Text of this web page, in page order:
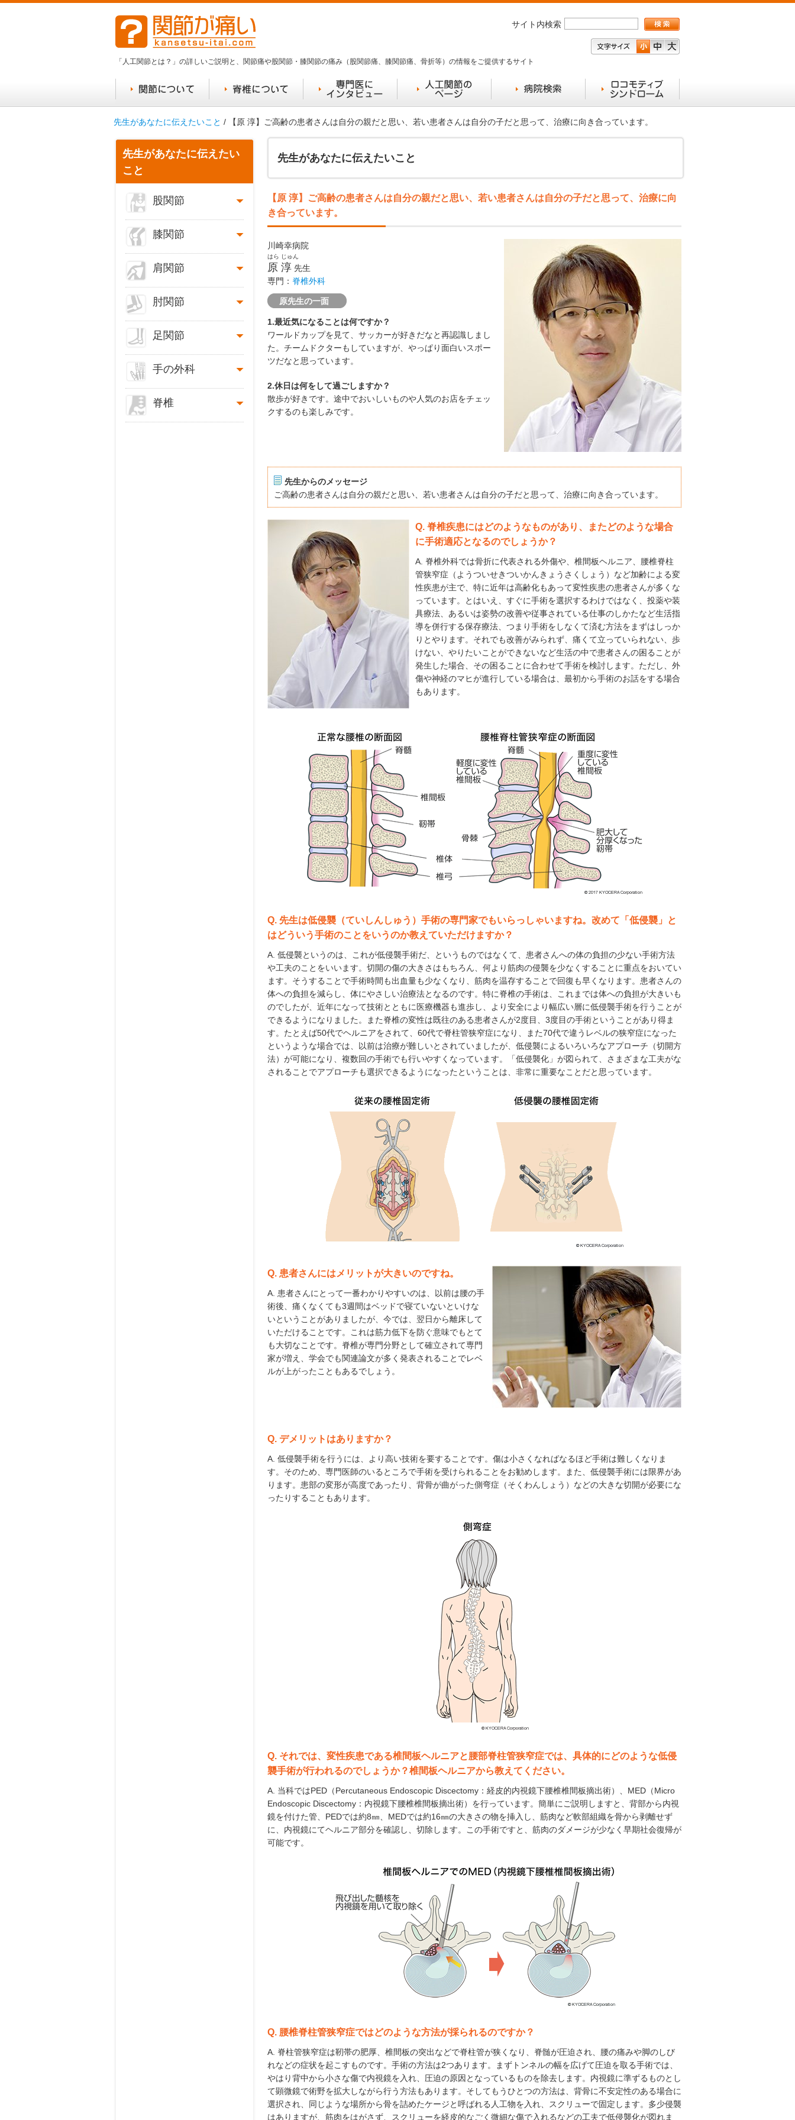
「人工関節とは？」の詳しいご説明と、関節痛や股関節・膝関節の痛み（股関節痛、膝関節痛、骨折等）の情報をご提供するサイト
サイト内検索
先生があなたに伝えたいこと / 【原 淳】ご高齢の患者さんは自分の親だと思い、若い患者さんは自分の子だと思って、治療に向き合っています。
先生があなたに伝えたいこと
【原 淳】ご高齢の患者さんは自分の親だと思い、若い患者さんは自分の子だと思って、治療に向
き合っています。
川崎幸病院
はら じゅん
原 淳 先生
専門： 脊椎外科
原先生の一面
1.最近気になることは何ですか？
ワールドカップを見て、サッカーが好きだなと再認識しまし
た。チームドクターもしていますが、やっぱり面白いスポー
ツだなと思っています。
2.休日は何をして過ごしますか？
散歩が好きです。途中でおいしいものや人気のお店をチェッ
クするのも楽しみです。
先生からのメッセージ
ご高齢の患者さんは自分の親だと思い、若い患者さんは自分の子だと思って、治療に向き合っています。
Q. 脊椎疾患にはどのようなものがあり、またどのような場合
に手術適応となるのでしょうか？
A. 脊椎外科では骨折に代表される外傷や、椎間板ヘルニア、腰椎脊柱
管狭窄症（ようついせきついかんきょうさくしょう）など加齢による変
性疾患が主で、特に近年は高齢化もあって変性疾患の患者さんが多くな
っています。とはいえ、すぐに手術を選択するわけではなく、投薬や装
具療法、あるいは姿勢の改善や従事されている仕事のしかたなど生活指
導を併行する保存療法、つまり手術をしなくて済む方法をまずはしっか
りとやります。それでも改善がみられず、痛くて立っていられない、歩
けない、やりたいことができないなど生活の中で患者さんの困ることが
発生した場合、その困ることに合わせて手術を検討します。ただし、外
傷や神経のマヒが進行している場合は、最初から手術のお話をする場合
もあります。
Q. 先生は低侵襲（ていしんしゅう）手術の専門家でもいらっしゃいますね。改めて「低侵襲」と
はどういう手術のことをいうのか教えていただけますか？
A. 低侵襲というのは、これが低侵襲手術だ、というものではなくて、患者さんへの体の負担の少ない手術方法
や工夫のことをいいます。切開の傷の大きさはもちろん、何より筋肉の侵襲を少なくすることに重点をおいてい
ます。そうすることで手術時間も出血量も少なくなり、筋肉を温存することで回復も早くなります。患者さんの
体への負担を減らし、体にやさしい治療法となるのです。特に脊椎の手術は、これまでは体への負担が大きいも
のでしたが、近年になって技術とともに医療機器も進歩し、より安全により幅広い層に低侵襲手術を行うことが
できるようになりました。また脊椎の変性は既往のある患者さんが2度目、3度目の手術ということがあり得ま
す。たとえば50代でヘルニアをされて、60代で脊柱管狭窄症になり、また70代で違うレベルの狭窄症になった
というような場合では、以前は治療が難しいとされていましたが、低侵襲によるいろいろなアプローチ（切開方
法）が可能になり、複数回の手術でも行いやすくなっています。「低侵襲化」が図られて、さまざまな工夫がな
されることでアプローチも選択できるようになったということは、非常に重要なことだと思っています。
Q. 患者さんにはメリットが大きいのですね。
A. 患者さんにとって一番わかりやすいのは、以前は腰の手
術後、痛くなくても3週間はベッドで寝ていないといけな
いということがありましたが、今では、翌日から離床して
いただけることです。これは筋力低下を防ぐ意味でもとて
も大切なことです。脊椎が専門分野として確立されて専門
家が増え、学会でも関連論文が多く発表されることでレベ
ルが上がったこともあるでしょう。
Q. デメリットはありますか？
A. 低侵襲手術を行うには、より高い技術を要することです。傷は小さくなればなるほど手術は難しくなりま
す。そのため、専門医師のいるところで手術を受けられることをお勧めします。また、低侵襲手術には限界があ
ります。患部の変形が高度であったり、背骨が曲がった側弯症（そくわんしょう）などの大きな切開が必要にな
ったりすることもあります。
Q. それでは、変性疾患である椎間板ヘルニアと腰部脊柱管狭窄症では、具体的にどのような低侵
襲手術が行われるのでしょうか？椎間板ヘルニアから教えてください。
A. 当科ではPED（Percutaneous Endoscopic Discectomy：経皮的内視鏡下腰椎椎間板摘出術）、MED（Micro
Endoscopic Discectomy：内視鏡下腰椎椎間板摘出術）を行っています。簡単にご説明しますと、背部から内視
鏡を付けた管、PEDでは約8㎜、MEDでは約16㎜の大きさの物を挿入し、筋肉など軟部組織を骨から剥離せず
に、内視鏡にてヘルニア部分を確認し、切除します。この手術ですと、筋肉のダメージが少なく早期社会復帰が
可能です。
Q. 腰椎脊柱管狭窄症ではどのような方法が採られるのですか？
A. 脊柱管狭窄症は靭帯の肥厚、椎間板の突出などで脊柱管が狭くなり、脊髄が圧迫され、腰の痛みや脚のしび
れなどの症状を起こすものです。手術の方法は2つあります。まずトンネルの幅を広げて圧迫を取る手術では、
やはり背中から小さな傷で内視鏡を入れ、圧迫の原因となっているものを除去します。内視鏡に準ずるものとし
て顕微鏡で術野を拡大しながら行う方法もあります。そしてもうひとつの方法は、背骨に不安定性のある場合に
選択され、同じような場所から骨を詰めたケージと呼ばれる人工物を入れ、スクリューで固定します。多少侵襲
はありますが、筋肉をはがさず、スクリューを経皮的なごく微細な傷で入れるなどの工夫で低侵襲化が図れま
先生があなたに伝えたい
こと
股関節
膝関節
肩関節
肘関節
足関節
手の外科
脊椎